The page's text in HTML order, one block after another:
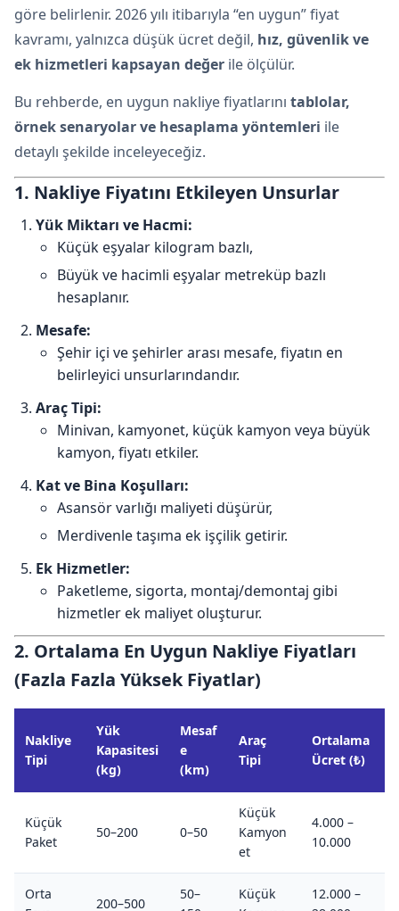
göre belirlenir. 2026 yılı itibarıyla “en uygun” fiyat
kavramı, yalnızca düşük ücret değil, hız, güvenlik ve
ek hizmetleri kapsayan değer ile ölçülür.
Bu rehberde, en uygun nakliye fiyatlarını tablolar,
örnek senaryolar ve hesaplama yöntemleri ile
detaylı şekilde inceleyeceğiz.
1. Nakliye Fiyatını Etkileyen Unsurlar
Yük Miktarı ve Hacmi:
Küçük eşyalar kilogram bazlı,
Büyük ve hacimli eşyalar metreküp bazlı
hesaplanır.
Mesafe:
Şehir içi ve şehirler arası mesafe, fiyatın en
belirleyici unsurlarındandır.
Araç Tipi:
Minivan, kamyonet, küçük kamyon veya büyük
kamyon, fiyatı etkiler.
Kat ve Bina Koşulları:
Asansör varlığı maliyeti düşürür,
Merdivenle taşıma ek işçilik getirir.
Ek Hizmetler:
Paketleme, sigorta, montaj/demontaj gibi
hizmetler ek maliyet oluşturur.
2. Ortalama En Uygun Nakliye Fiyatları
(Fazla Fazla Yüksek Fiyatlar)
Nakliye
Tipi
Yük
Kapasitesi
(kg)
Mesaf
e
(km)
Araç
Tipi
Ortalama
Ücret (₺)
Küçük
Paket
50–200 0–50
Küçük
Kamyon
et
4.000 –
10.000
Orta
200–500
50–
Küçük
12.000 –